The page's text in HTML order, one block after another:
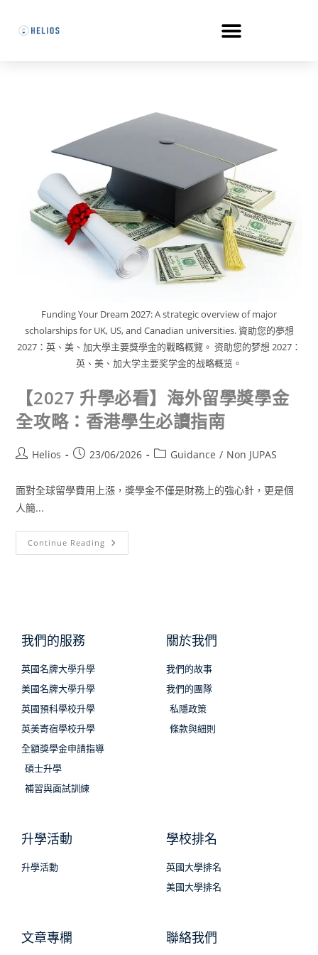
Funding Your Dream 2027: A strategic overview of major
scholarships for UK, US, and Canadian universities. 資助您的夢想
2027：英、美、加大學主要獎學金的戰略概覽。 资助您的梦想 2027：
英、美、加大学主要奖学金的战略概览。
【2027 升學必看】海外留學獎學金
全攻略：香港學生必讀指南
Helios 23/06/2026 Guidance / Non JUPAS
面對全球留學費用上漲，獎學金不僅是財務上的強心針，更是個
人簡...
Continue Reading
我們的服務
英國名牌大學升學
美國名牌大學升學
英國預科學校升學
英美寄宿學校升學
全額獎學金申請指導
碩士升學
補習與面試訓練
關於我們
我們的故事
我們的團隊
私隱政策
條款與細則
升學活動
升學活動
學校排名
英國大學排名
美國大學排名
文章專欄 聯絡我們